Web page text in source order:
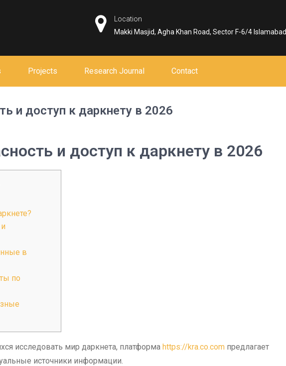
Location
Makki Masjid, Agha Khan Road, Sector F-6/4 Islamabad
Projects Research Journal Contact
и доступ к даркнету в 2026
и доступ к даркнету в 2026
в
по
исследовать мир даркнета, платформа https://kra.co.com предлагает
источники информации.